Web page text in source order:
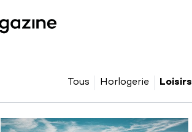
Tous Horlogerie Loisirs